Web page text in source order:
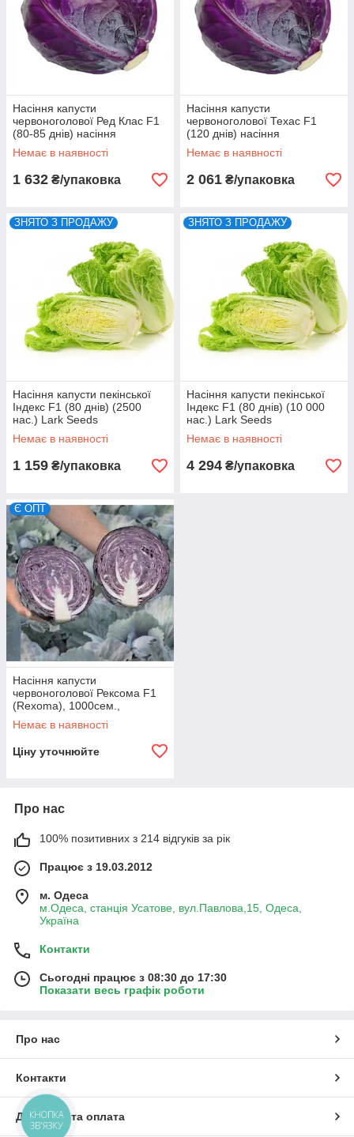
Насіння капусти
червоноголової Ред Клас F1
(80-85 днів) насіння
каліброване (2500 нас.) Lark
Seeds
Немає в наявності
1 632 ₴/упаковка
Насіння капусти
червоноголової Техас F1
(120 днів) насіння
каліброване (2500 нас.) Lark
Seeds
Немає в наявності
2 061 ₴/упаковка
ЗНЯТО З ПРОДАЖУ
Насіння капусти пекінської
Індекс F1 (80 днів) (2500
нас.) Lark Seeds
Немає в наявності
1 159 ₴/упаковка
ЗНЯТО З ПРОДАЖУ
Насіння капусти пекінської
Індекс F1 (80 днів) (10 000
нас.) Lark Seeds
Немає в наявності
4 294 ₴/упаковка
Є ОПТ
Насіння капусти
червоноголової Рексома F1
(Rexoma), 1000сем.,
калібровані, Rijk Zwaan
Немає в наявності
Ціну уточнюйте
Про нас
100% позитивних з 214 відгуків за рік
Працює з 19.03.2012
м. Одеса
м.Одеса, станція Усатове, вул.Павлова,15, Одеса,
Україна
Контакти
Сьогодні працює з 08:30 до 17:30
Показати весь графік роботи
Про нас
Контакти
Доставка та оплата
КНОПКА
ЗВ'ЯЗКУ